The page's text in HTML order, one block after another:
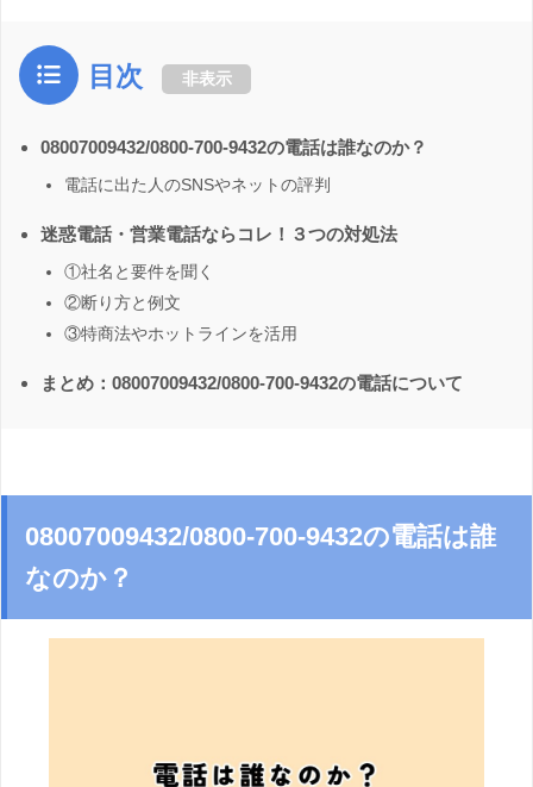
目次 非表示
08007009432/0800-700-9432の電話は誰なのか？
電話に出た人のSNSやネットの評判
迷惑電話・営業電話ならコレ！３つの対処法
①社名と要件を聞く
②断り方と例文
③特商法やホットラインを活用
まとめ：08007009432/0800-700-9432の電話について
08007009432/0800-700-9432の電話は誰
なのか？